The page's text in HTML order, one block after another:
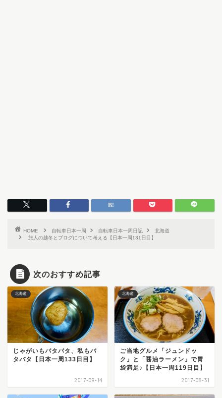
HOME 自転車日本一周 自転車日本一周日記
北海道
旅人の越冬とブログについて考える【日本一周131日目】
次のおすすめ記事
北海道
じゃがいもバタバタ、私もバ
タバタ【日本一周133日目】
2017-09-14
北海道
ご当地グルメ「ジュンドッ
ク」と「醤油ラーメン」で胃
袋満足♪【日本一周119日目】
2017-08-31